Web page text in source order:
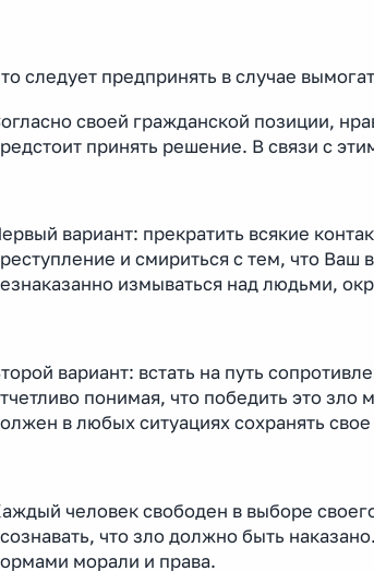
следует предпринять в случае
своей гражданской позиции,
принять решение. В связи с
вариант: прекратить всякие
и смириться с тем, что Ваш
измываться над людьми,
вариант: встать на путь
понимая, что победить это
в любых ситуациях сохранять
человек свободен в выборе
что зло должно быть
морали и права.